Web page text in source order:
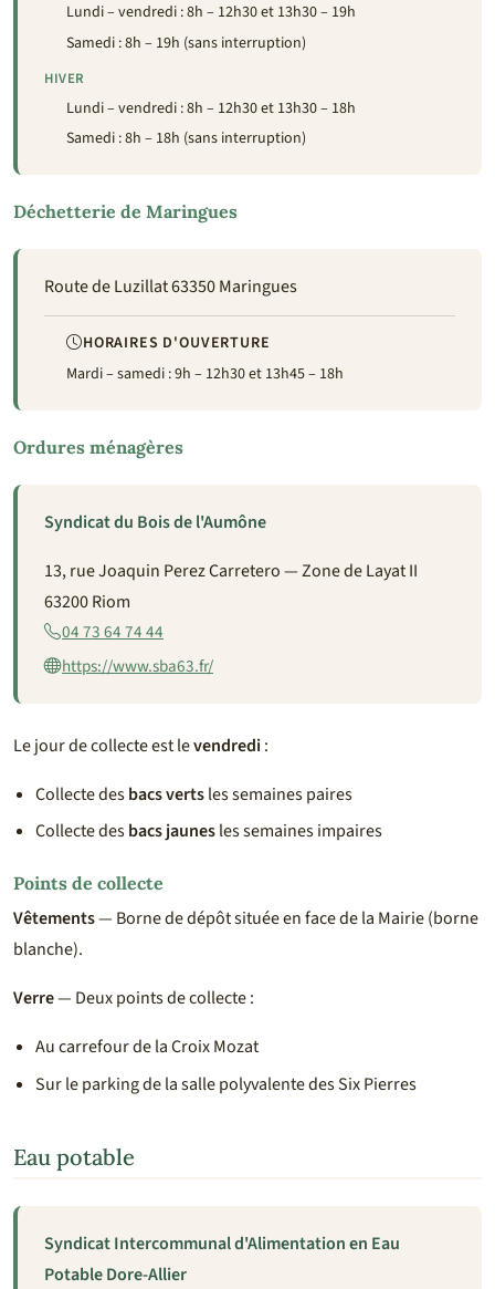
Lundi – vendredi : 8h – 12h30 et 13h30 – 19h
Samedi : 8h – 19h (sans interruption)
HIVER
Lundi – vendredi : 8h – 12h30 et 13h30 – 18h
Samedi : 8h – 18h (sans interruption)
Déchetterie de Maringues
Route de Luzillat 63350 Maringues
HORAIRES D'OUVERTURE
Mardi – samedi : 9h – 12h30 et 13h45 – 18h
Ordures ménagères
Syndicat du Bois de l'Aumône
13, rue Joaquin Perez Carretero — Zone de Layat II
63200 Riom
04 73 64 74 44
https://www.sba63.fr/
Le jour de collecte est levendredi:
Collecte desbacs vertsles semaines paires
Collecte desbacs jaunesles semaines impaires
Points de collecte
Vêtements— Borne de dépôt située en face de la Mairie (borne
blanche).
Verre— Deux points de collecte :
Au carrefour de la Croix Mozat
Sur le parking de la salle polyvalente des Six Pierres
Eau potable
Syndicat Intercommunal d'Alimentation en Eau
Potable Dore-Allier